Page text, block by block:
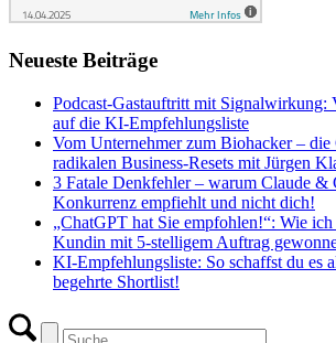
Neueste Beiträge
Podcast-Gastauftritt mit
auf die KI-Empfehlungsliste
Vom Unternehmer zum Biohacker – die
radikalen Business-Resets mit Jürgen
3 Fatale Denkfehler – warum Claude &
Konkurrenz empfiehlt und nicht dich!
„ChatGPT hat Sie empfohlen!“: Wie
Kundin mit 5-stelligem Auftrag
KI-Empfehlungsliste: So schaffst du es
begehrte Shortlist!